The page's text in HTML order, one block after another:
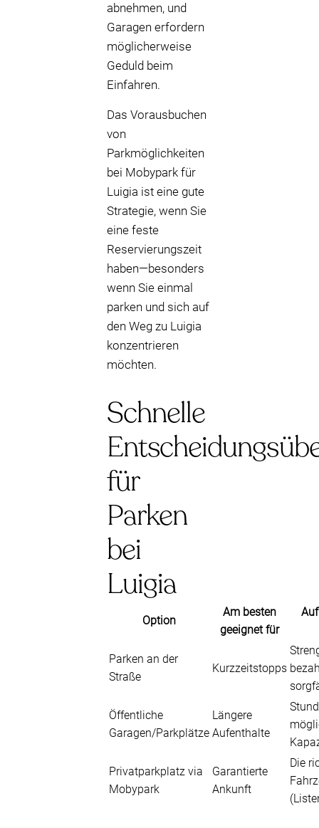
abnehmen, und
Garagen erfordern
möglicherweise
Geduld beim
Einfahren.
Das Vorausbuchen
von
Parkmöglichkeiten
bei Mobypark für
Luigia ist eine gute
Strategie, wenn Sie
eine feste
Reservierungszeit
haben—besonders
wenn Sie einmal
parken und sich auf
den Weg zu Luigia
konzentrieren
möchten.
Schnelle
für
Parken
bei
Luigia
Option
Am besten
geeignet für
Parken an der
Straße
Kurzzeitstopps
Öffentliche
Garagen/Parkplätze
Längere
Aufenthalte
Privatparkplatz via
Mobypark
Garantierte
Ankunft
Die